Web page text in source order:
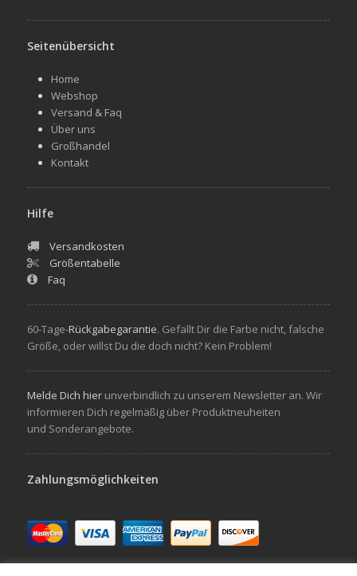
Seitenübersicht
Home
Webshop
Versand & Faq
Über uns
Großhandel
Kontakt
Hilfe
Versandkosten
Größentabelle
Faq
60-Tage-Rückgabegarantie. Gefallt Dir die Farbe nicht, falsche
Größe, oder willst Du die doch nicht? Kein Problem!
Melde Dich hierunverbindlich zu unserem Newsletter an. Wir
informieren Dich regelmäßig über Produktneuheiten
und Sonderangebote.
Zahlungsmöglichkeiten